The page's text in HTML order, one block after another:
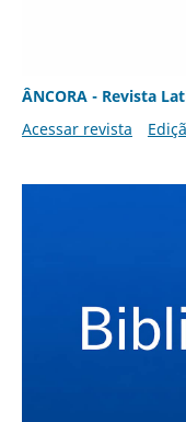
ÂNCORA - Revista
Acessar revista